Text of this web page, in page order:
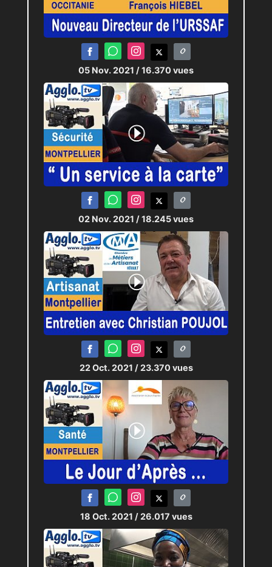
05 Nov. 2021 / 16.370 vues
02 Nov. 2021 / 18.245 vues
22 Oct. 2021 / 23.370 vues
18 Oct. 2021 / 26.017 vues